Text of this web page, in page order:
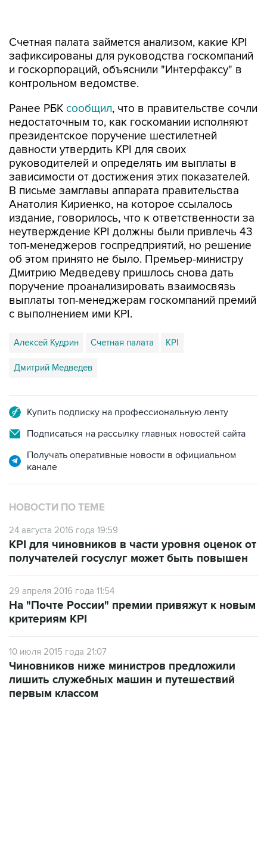
и госкорпораций, объяснили "Интерфаксу" в
контрольном ведомстве.
Ранее РБКсообщил, что в правительстве сочли
президентское поручение шестилетней
давности утвердить KPI для своих
руководителей и определять им выплаты в
зависимости от достижения этих показателей.
В письме замглавы аппарата правительства
Анатолия Кириенко, на которое ссылалось
издание, говорилось, что к ответственности за
неутверждение KPI должны были привлечь 43
топ-менеджеров госпредприятий, но решение
об этом принято не было. Премьер-министру
Дмитрию Медведеву пришлось снова дать
поручение проанализировать взаимосвязь
выплаты топ-менеджерам госкомпаний премий
с выполнением ими KPI.
Алексей Кудрин Счетная палата
Дмитрий Медведев
Подписаться на рассылку главных новостей сайта
Получать оперативные новости в официальном
НОВОСТИ ПО ТЕМЕ
24 августа 2016 года 19:59
получателей госуслуг может быть повышен
29 апреля 2016 года 11:54
критериям KPI
10 июля 2015 года 21:07
лишить служебных машин и путешествий
первым классом